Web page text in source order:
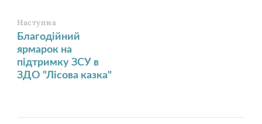
Наступна
Благодійний
ярмарок на
підтримку ЗСУ в
ЗДО "Лісова казка"